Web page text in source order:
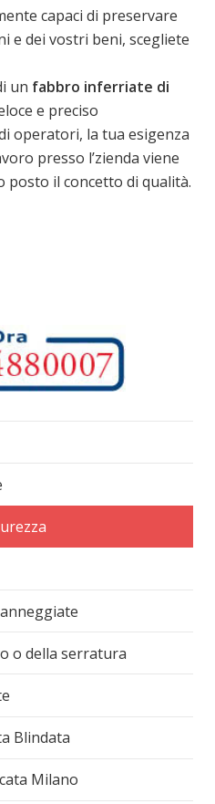
capaci di preservare
e dei vostri beni, scegliete
un fabbro inferriate di
e preciso
operatori, la tua esigenza
presso l’zienda viene
il concetto di qualità.
o della serratura
Blindata
Milano